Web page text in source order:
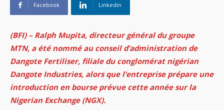
Facebook Linkedin
(BFI) – Ralph Mupita, directeur général du groupe
MTN, a été nommé au conseil d’administration de
Dangote Fertiliser, filiale du conglomérat nigérian
Dangote Industries, alors que l’entreprise prépare une
introduction en bourse prévue cette année sur la
Nigerian Exchange (NGX).